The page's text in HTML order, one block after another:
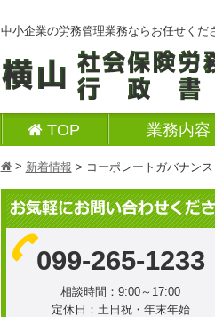
中小企業の労務管理業務ならお任せくだ
TOP 業務内容
h> 新着情報 > コーポレートガバナン
099-265-1233
相談時間：9:00～17:00
定休日：土日祝・年末年始